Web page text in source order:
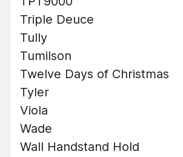
Triple Deuce
Tully
Tumilson
Twelve Days of Christmas
Tyler
Viola
Wade
Wall Handstand Hold